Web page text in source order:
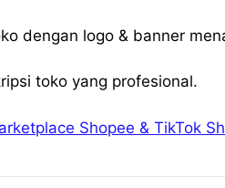
dengan logo & banner
toko yang profesional.
Shopee & TikTok